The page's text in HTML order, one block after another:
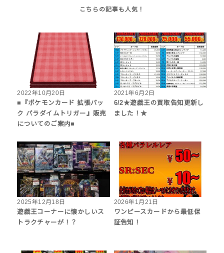
2022年10月20日
■『ポケモンカード 拡張パッ
ク パラダイムトリガー』販売
についてのご案内■
2021年6月2日
6/2★遊戯王の買取告知更新し
ました！★
2025年12月18日
遊戯王コーナーに懐かしいス
トラクチャーが！？
2026年1月21日
ワンピースカードから最低保
証告知！